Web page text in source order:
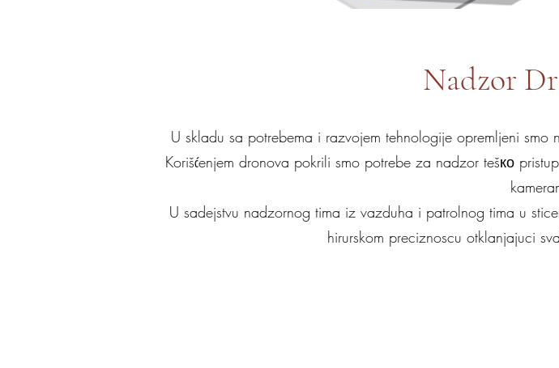
Nadzor
U skladu sa potrebema i razvojem tehnologije opremljeni
Korišćenjem dronova pokrili smo potrebe za nadzor tešко
U sadejstvu nadzornog tima iz vazduha i patrolnog tima u
hirurskom preciznoscu otklanjajuci